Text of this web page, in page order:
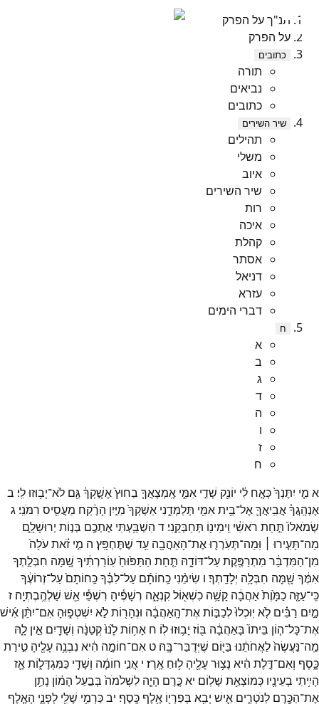
תנ"ך על הפרק
על הפרק
כתובים
תורה
נביאים
כתובים
שיר השירים
תהילים
משלי
איוב
שיר השירים
רות
איכה
קהלת
אסתר
דניאל
עזרא
דברי הימים
ח
א
ב
ג
ד
ה
ו
ז
ח
א מִ֤י יִתֶּנְךָ֙כְּאָ֣ח לִ֔י יוֹנֵ֖ק שְׁדֵ֣י אִמִּ֑י אֶֽמְצָאֲךָ֤ בַחוּץ֙אֶשָׁ֣קְךָ֔גַּ֖ם לֹא־יָב֥וּזוּלִֽי׃ ב
אֶנְהָֽגֲךָ֗אֲבִֽיאֲךָ֛אֶל־בֵּ֥יתאִמִּ֖י תְּלַמְּדֵ֑נִי אַשְׁקְךָ֙ מִיַּ֣יִן הָרֶ֔קַח מֵעֲסִ֖יס רִמֹּנִֽי׃ ג
שְׂמֹאלוֹ֙ תַּ֣חַת רֹאשִׁ֔י וִֽימִינ֖וֹ תְּחַבְּקֵֽנִי׃ ד הִשְׁבַּ֥עְתִּי אֶתְכֶ֖ם בְּנ֣וֹת יְרוּשָׁלִָ֑ם
מַה־תָּעִ֧ירוּ ׀ וּֽמַה־תְּעֹֽרְר֛וּאֶת־הָאַהֲבָ֖ה עַ֥ד שֶׁתֶּחְפָּֽץ׃ ה מִ֣י זֹ֗אתעֹלָה֙
מִן־הַמִּדְבָּ֔ר מִתְרַפֶּ֖קֶתעַל־דּוֹדָ֑הּ תַּ֤חַת הַתַּפּ֙וּחַ֙עֽוֹרַרְתִּ֔יךָ שָׁ֚מָּה חִבְּלַ֣תְךָ
אִמֶּ֔ךָ שָׁ֖מָּה חִבְּלָ֥ה יְלָדַֽתְךָ׃ ו שִׂימֵ֨נִי כַֽחוֹתָ֜ם עַל־לִבֶּ֗ךָכַּֽחוֹתָם֙עַל־זְרוֹעֶ֔ךָ
כִּֽי־עַזָּ֤ה כַמָּ֙וֶת֙אַהֲבָ֔ה קָשָׁ֥ה כִשְׁא֖וֹלקִנְאָ֑ה רְשָׁפֶ֕יהָ רִשְׁפֵּ֕י אֵ֖שׁ שַׁלְהֶ֥בֶתְיָֽה׃ ז
מַ֣יִם רַבִּ֗ים לֹ֤א יֽוּכְלוּ֙לְכַבּ֣וֹתאֶת־הָֽאַהֲבָ֔ה וּנְהָר֖וֹתלֹ֣א יִשְׁטְפ֑וּהָ אִם־יִתֵּ֨ן אִ֜ישׁ
אֶת־כָּל־ה֤וֹן בֵּיתוֹ֙ בָּאַהֲבָ֔ה בּ֖וֹז יָב֥וּזוּלֽוֹ׃ ח אָח֥וֹתלָ֙נוּ֙קְטַנָּ֔ה וְשָׁדַ֖יִם אֵ֣ין לָ֑הּ
מַֽה־נַּעֲשֶׂה֙לַאֲחֹתֵ֔נוּ בַּיּ֖וֹם שֶׁיְּדֻבַּר־בָּֽהּ׃ ט אִם־חוֹמָ֣ה הִ֔יא נִבְנֶ֥ה עָלֶ֖יהָ טִ֣ירַת
כָּ֑סֶף וְאִם־דֶּ֣לֶת הִ֔יא נָצ֥וּרעָלֶ֖יהָ ל֥וּחַ אָֽרֶז׃ י אֲנִ֣י חוֹמָ֔ה וְשָׁדַ֖י כַּמִּגְדָּל֑וֹתאָ֛ז
הָיִ֥יתִי בְעֵינָ֖יו כְּמוֹצְאֵ֥ת שָׁלֽוֹם׃ יאכֶּ֣רֶם הָיָ֤ה לִשְׁלֹמֹה֙ בְּבַ֣עַל הָמ֔וֹן נָתַ֥ן
אֶת־הַכֶּ֖רֶם לַנֹּטְרִ֑ים אִ֛ישׁ יָבִ֥א בְּפִרְי֖וֹ אֶ֥לֶף כָּֽסֶף׃ יבכַּרְמִ֥י שֶׁלִּ֖י לְפָנָ֑י הָאֶ֤לֶף